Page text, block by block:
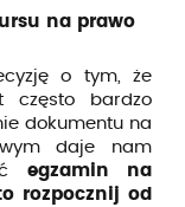
na prawo
o tym, że
często bardzo
dokumentu na
daje nam
egzamin na
rozpocznij od